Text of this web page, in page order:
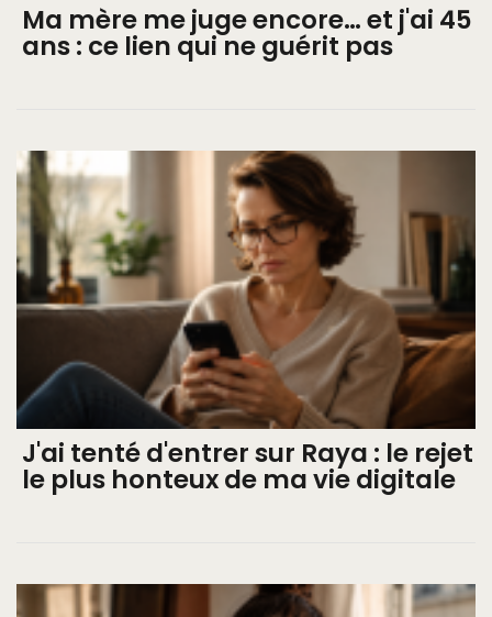
Ma mère me juge encore… et j'ai 45
ans : ce lien qui ne guérit pas
J'ai tenté d'entrer sur Raya : le rejet
le plus honteux de ma vie digitale